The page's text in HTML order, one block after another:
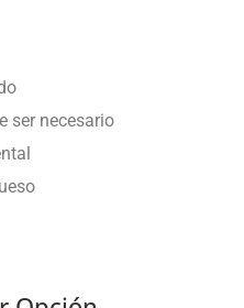
ser necesario